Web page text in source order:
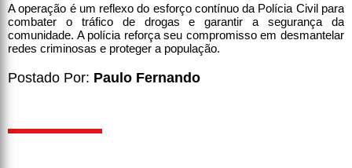
A operação é um reflexo do esforço contínuo da Polícia Civil para
combater o tráfico de drogas e garantir a segurança da
comunidade. A polícia reforça seu compromisso em desmantelar
redes criminosas e proteger a população.
Postado Por: Paulo Fernando